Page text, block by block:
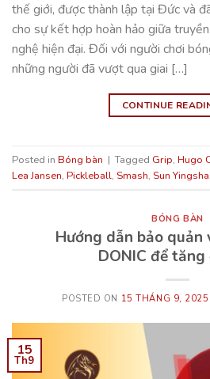
thế giới, được thành lập tại Đức và
cho sự kết hợp hoàn hảo giữa
nghệ hiện đại. Đối với người chơi
những người đã vượt qua giai […]
CONTINUE
Posted in Bóng bàn | Tagged Grip, Hugo
Lea Jansen, Pickleball, Smash, Sun Yingsha,
BÓNG BÀN
Hướng dẫn bảo quản
DONIC để tăng
POSTED ON 15 THÁNG 9, 2025
15
Th9